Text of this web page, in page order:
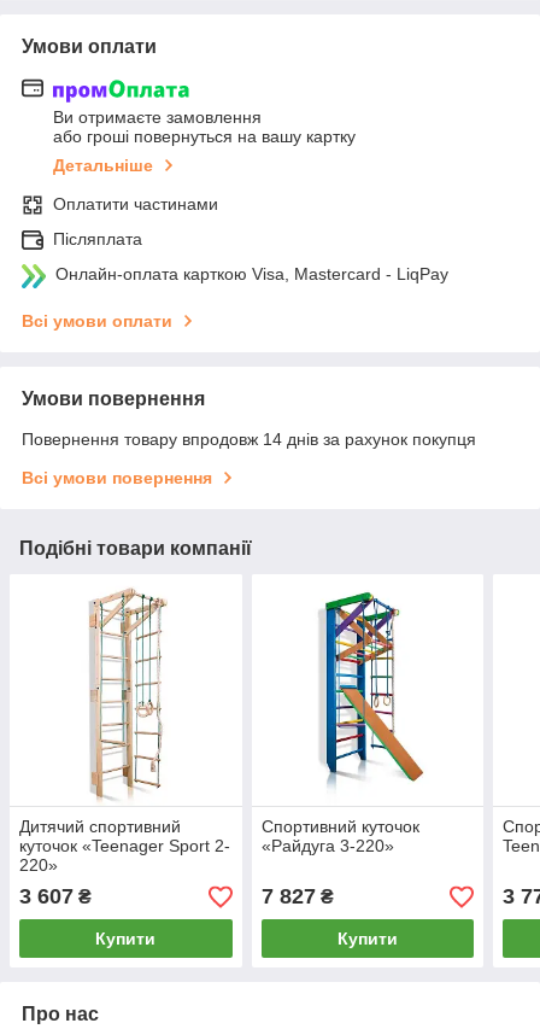
Умови оплати
Ви отримаєте замовлення
або гроші повернуться на вашу картку
Детальніше
Оплатити частинами
Післяплата
Онлайн-оплата карткою Visa, Mastercard - LiqPay
Всі умови оплати
Умови повернення
Повернення товару впродовж 14 днів за рахунок покупця
Всі умови повернення
Подібні товари компанії
Дитячий спортивний
куточок «Teenager Sport 2-
220»
3 607 ₴
Купити
Спортивний куточок
«Райдуга 3-220»
7 827₴
Купити
3
Про нас